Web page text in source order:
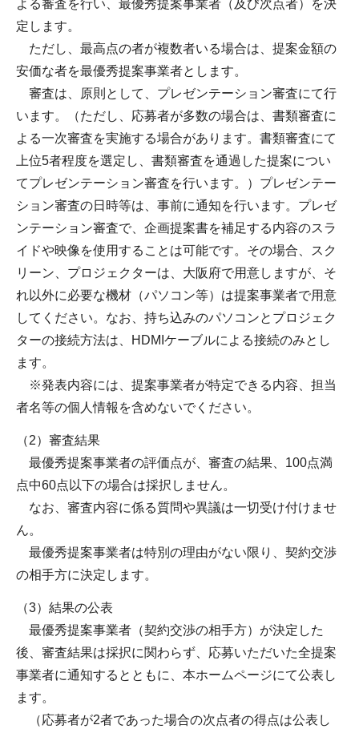
よる審査を行い、最優秀提案事業者（及び次点者）を決
定します。
ただし、最高点の者が複数者いる場合は、提案金額の
安価な者を最優秀提案事業者とします。
審査は、原則として、プレゼンテーション審査にて行
います。（ただし、応募者が多数の場合は、書類審査に
よる一次審査を実施する場合があります。書類審査にて
上位5者程度を選定し、書類審査を通過した提案につい
てプレゼンテーション審査を行います。）プレゼンテー
ション審査の日時等は、事前に通知を行います。プレゼ
ンテーション審査で、企画提案書を補足する内容のスラ
イドや映像を使用することは可能です。その場合、スク
リーン、プロジェクターは、大阪府で用意しますが、そ
れ以外に必要な機材（パソコン等）は提案事業者で用意
してください。なお、持ち込みのパソコンとプロジェク
ターの接続方法は、HDMIケーブルによる接続のみとし
ます。
※発表内容には、提案事業者が特定できる内容、担当
者名等の個人情報を含めないでください。
（2）審査結果
最優秀提案事業者の評価点が、審査の結果、100点満
点中60点以下の場合は採択しません。
なお、審査内容に係る質問や異議は一切受け付けませ
ん。
最優秀提案事業者は特別の理由がない限り、契約交渉
の相手方に決定します。
（3）結果の公表
最優秀提案事業者（契約交渉の相手方）が決定した
後、審査結果は採択に関わらず、応募いただいた全提案
事業者に通知するとともに、本ホームページにて公表し
ます。
（応募者が2者であった場合の次点者の得点は公表し